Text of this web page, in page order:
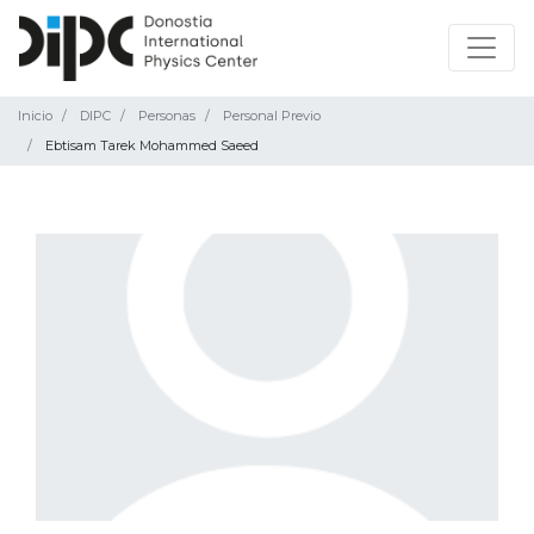
Inicio DIPC Personas
Personal Previo
Ebtisam Tarek Mohammed Saeed